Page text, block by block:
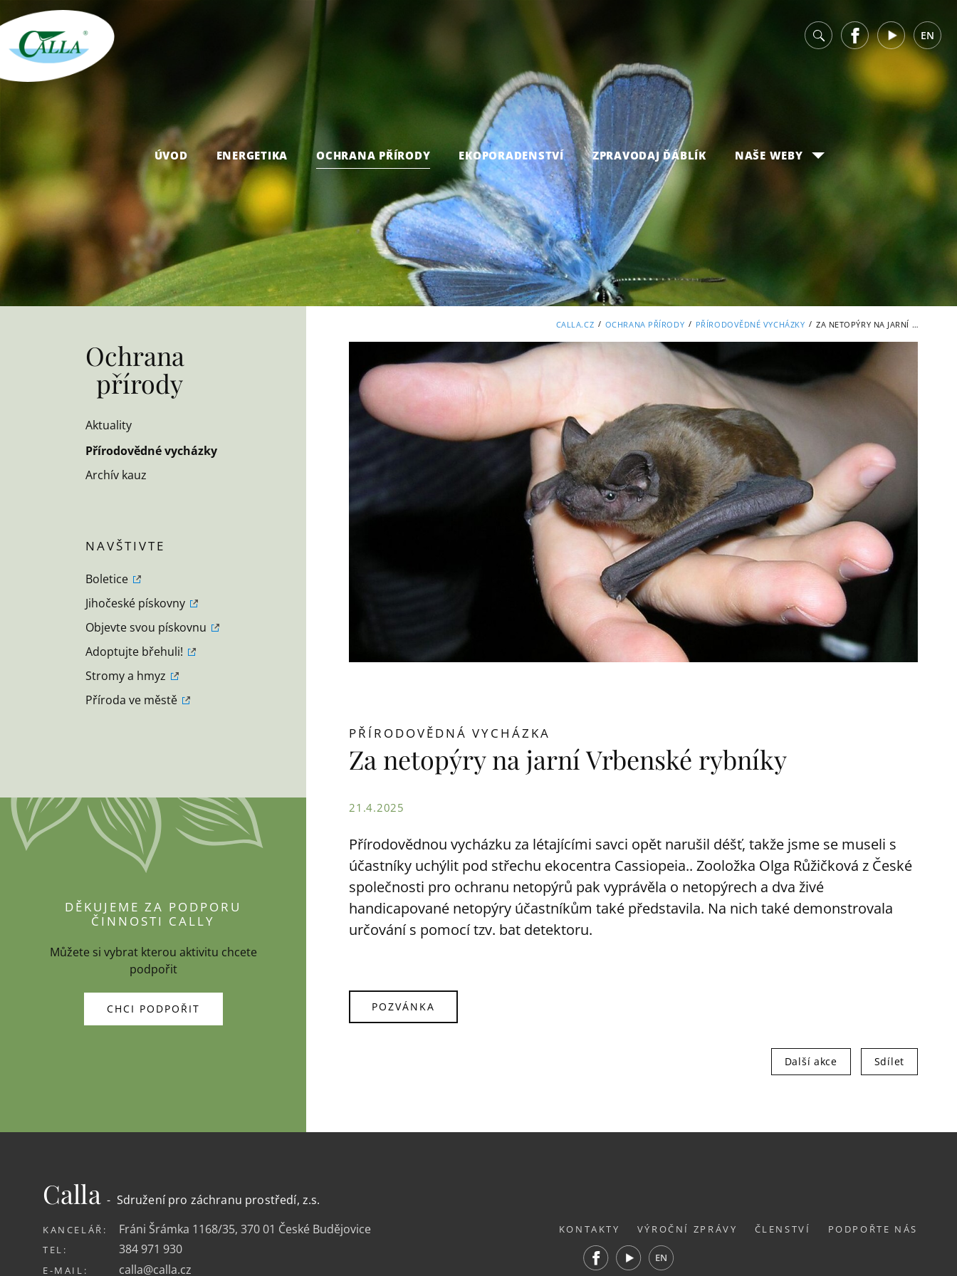
v FacebookYoutube EN
ÚVOD ENERGETIKA OCHRANA PŘÍRODY EKOPORADENSTVÍ ZPRAVODAJ ĎÁBLÍK NAŠE WEBY
CALLA.CZ / OCHRANA PŘÍRODY / PŘÍRODOVĚDNÉ VYCHÁZKY / ZA NETOPÝRY NA JARNÍ VRBENSKÉ RYBNÍKY
Ochrana
přírody
Aktuality
Přírodovědné vycházky
Archív kauz
Boletice
Jihočeské pískovny
Objevte svou pískovnu
Adoptujte břehuli!
Stromy a hmyz
Příroda ve městě
PŘÍRODOVĚDNÁ VYCHÁZKA
Za netopýry na jarní Vrbenské rybníky
21.4.2025
Přírodovědnou vycházku za létajícími savci opět narušil déšť, takže jsme se museli s
účastníky uchýlit pod střechu ekocentra Cassiopeia.. Zooložka Olga Růžičková z České
společnosti pro ochranu netopýrů pak vyprávěla o netopýrech a dva živé
handicapované netopýry účastníkům také představila. Na nich také demonstrovala
určování s pomocí tzv. bat detektoru.
POZVÁNKA
Další akce Sdílet
DĚKUJEME ZA PODPORU
ČINNOSTI CALLY
Můžete si vybrat kterou aktivitu chcete
podpořit
CHCI PODPOŘIT
Calla- Sdružení pro záchranu prostředí, z.s.
KANCELÁŘ: Fráni Šrámka 1168/35, 370 01 České Budějovice
TEL: 384 971 930
E-MAIL: calla@calla.cz
KONTAKTY VÝROČNÍ ZPRÁVY ČLENSTVÍ PODPOŘTE NÁS
FacebookYoutube EN